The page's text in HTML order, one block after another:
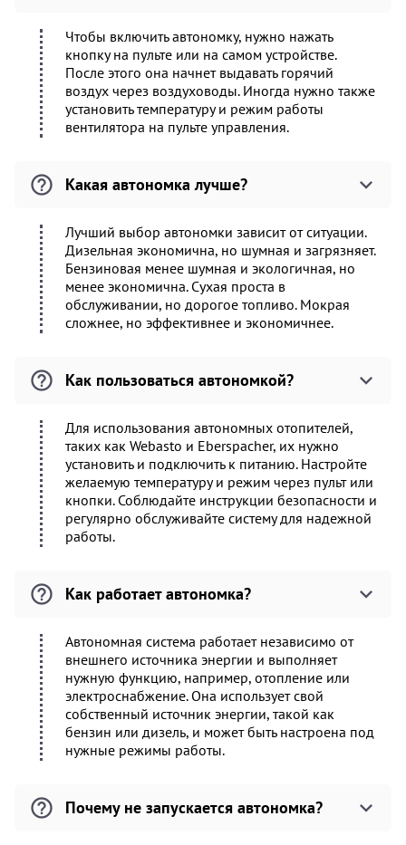
Чтобы включить автономку, нужно нажать
кнопку на пульте или на самом устройстве.
После этого она начнет выдавать горячий
воздух через воздуховоды. Иногда нужно также
установить температуру и режим работы
вентилятора на пульте управления.
Какая автономка лучше?
Лучший выбор автономки зависит от ситуации.
Дизельная экономична, но шумная и загрязняет.
Бензиновая менее шумная и экологичная, но
менее экономична. Сухая проста в
обслуживании, но дорогое топливо. Мокрая
сложнее, но эффективнее и экономичнее.
Как пользоваться автономкой?
Для использования автономных отопителей,
таких как Webasto и Eberspacher, их нужно
установить и подключить к питанию. Настройте
желаемую температуру и режим через пульт или
кнопки. Соблюдайте инструкции безопасности и
регулярно обслуживайте систему для надежной
работы.
Как работает автономка?
Автономная система работает независимо от
внешнего источника энергии и выполняет
нужную функцию, например, отопление или
электроснабжение. Она использует свой
собственный источник энергии, такой как
бензин или дизель, и может быть настроена под
нужные режимы работы.
Почему не запускается автономка?